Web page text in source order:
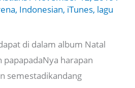
, Indonesian, iTunes, lagu
di dalam album Natal
papapadaNya harapan
semestadikandang